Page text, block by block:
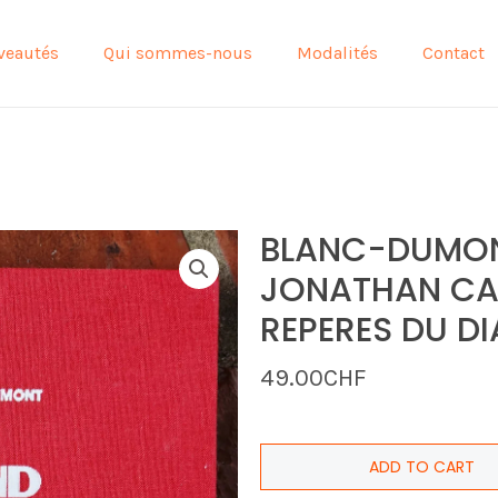
Qui sommes-nous Modalités Contact
BLANC-
JONATHAN
REPERES DU
49.00CHF
ADD TO CART